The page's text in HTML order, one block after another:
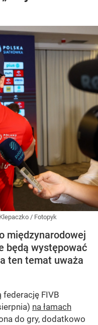
/ Fotopyk
międzynarodowej
będą występować
ten temat uważa
federację FIVB
na łamach
do gry, dodatkowo